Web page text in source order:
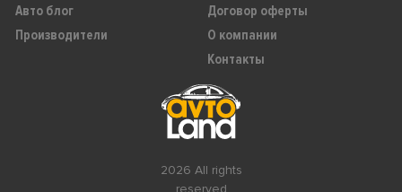
2026 All rights
Авто блог
Производители
Договор оферты
О компании
Контакты